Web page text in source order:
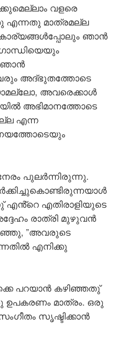
വളരെ
എന്നതു മാത്രമല്ല
ഞാന്‍
ഞാന്‍
അദ്ഭുതത്തോടെ
അവരെക്കാള്‍
അഭിമാനത്തോടെ
എന്ന
പുലര്‍ന്നിരുന്നു.
എൻ്റെ എതിരാളിയുടെ
രാത്രി മുഴുവന്‍
”അവരുടെ
എനിക്കു
പറയാന്‍ കഴിഞ്ഞതു്
മാത്രം. ഒരു
സൃഷ്ടിക്കാന്‍